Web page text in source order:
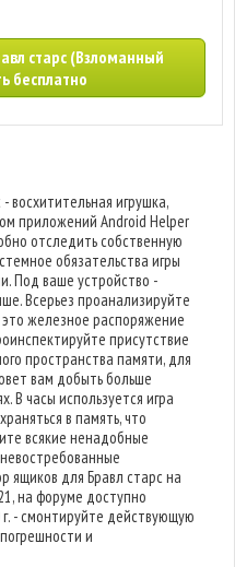
старс (Взломанный
бесплатно
восхитительная игрушка,
приложений Android Helper
отследить собственную
обязательства игры
Под ваше устройство -
Всерьез проанализируйте
железное распоряжение
присутствие
пространства памяти, для
вам добыть больше
В часы используется игра
в память, что
всякие ненадобные
ящиков для Бравл старс на
на форуме доступно
- смонтируйте действующую
и